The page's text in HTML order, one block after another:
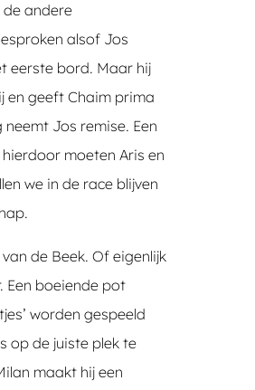
andere
alsof Jos
eerste bord. Maar hij
en geeft Chaim prima
Jos remise. Een
moeten Aris en
we in de race blijven
de Beek. Of eigenlijk
Een boeiende pot
worden gespeeld
op de juiste plek te
maakt hij een